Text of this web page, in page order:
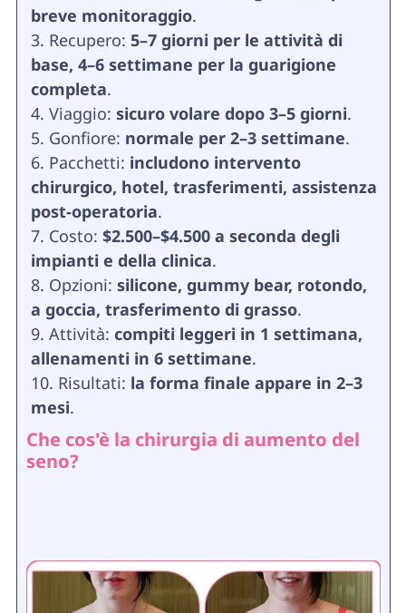
breve monitoraggio.
Recupero: 5–7 giorni per le attività di
base, 4–6 settimane per la guarigione
completa.
Viaggio: sicuro volare dopo 3–5 giorni.
Gonfiore: normale per 2–3 settimane.
Pacchetti: includono intervento
chirurgico, hotel, trasferimenti, assistenza
post-operatoria.
Costo: $2.500–$4.500 a seconda degli
impianti e della clinica.
Opzioni: silicone, gummy bear, rotondo,
a goccia, trasferimento di grasso.
Attività: compiti leggeri in 1 settimana,
allenamenti in 6 settimane.
Risultati: la forma finale appare in 2–3
mesi.
Che cos'è la chirurgia di aumento del
seno?